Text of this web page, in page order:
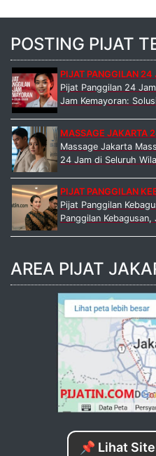
POSTING PIJAT
PIJAT PANGGILAN 24
Pijat Panggilan 24
Jam Kemayoran:
MASSAGE JAKARTA
Massage Jakarta
24 Jam di Seluruh
PIJAT PANGGILAN
Pijat Panggilan
Panggilan
AREA PIJAT
📌 Lihat